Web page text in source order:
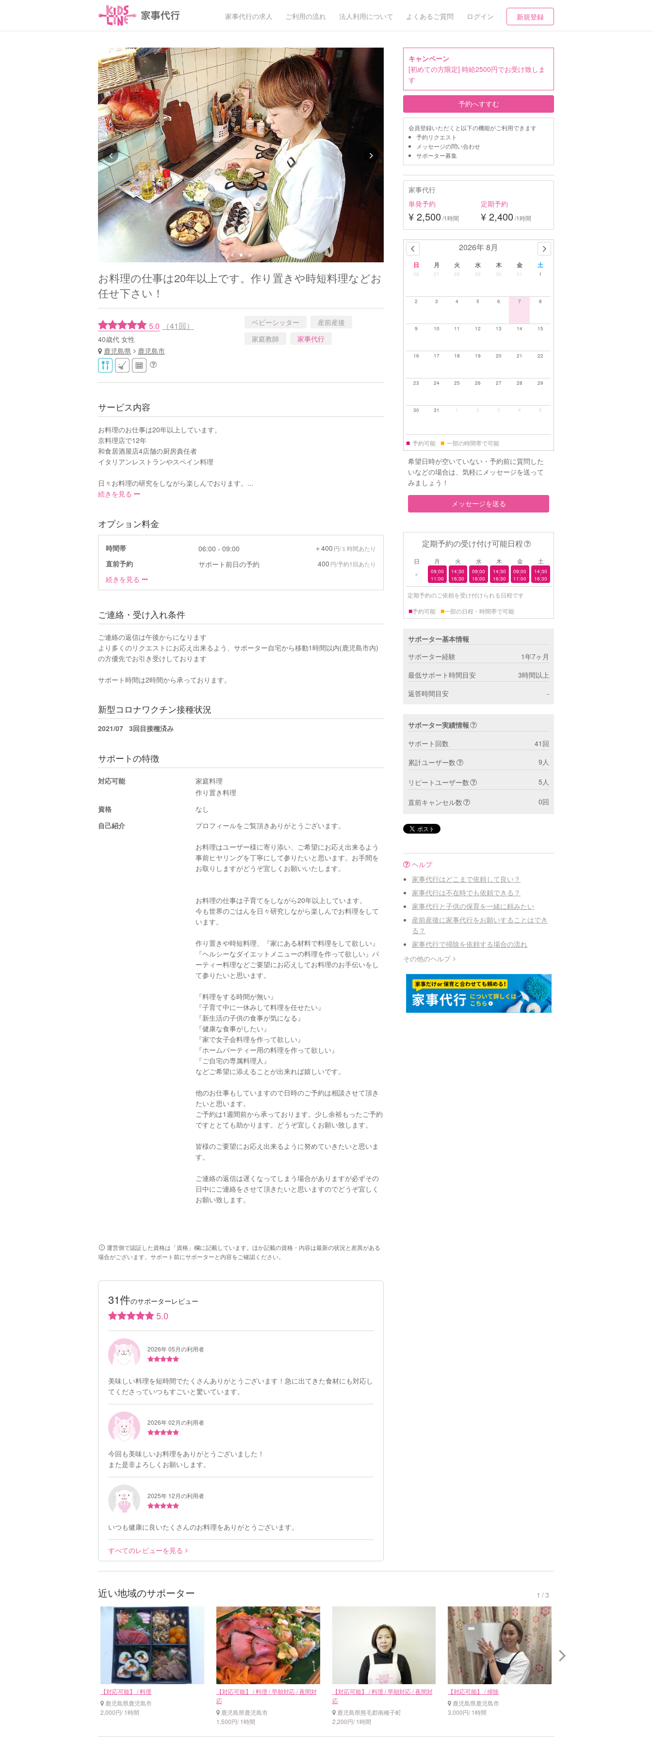
家事代行の求人 ご利用の流れ 法人利用について よくあるご質問 ログイン 新規登録
お料理の仕事は20年以上です。作り置きや時短料理などお
任せ下さい！
5.0 （41回）
40歳代 女性
鹿児島県
鹿児島市
ベビーシッター
産前産後
家庭教師
家事代行
サービス内容
お料理のお仕事は20年以上しています。
京料理店で12年
和食居酒屋店4店舗の厨房責任者
イタリアンレストランやスペイン料理
日々お料理の研究をしながら楽しんでおります。...
続きを見る
オプション料金
時間帯 06:00 - 09:00 ＋400 円/１時間あたり
直前予約 サポート前日の予約 400 円/予約1回あたり
続きを見る
ご連絡・受け入れ条件
ご連絡の返信は午後からになります
より多くのリクエストにお応え出来るよう、サポーター自宅から移動1時間以内(鹿児島市内)
の方優先でお引き受けしております
サポート時間は2時間から承っております。
新型コロナワクチン接種状況
2021/07 3回目接種済み
サポートの特徴
対応可能
家庭料理
作り置き料理
資格
なし
自己紹介
プロフィールをご覧頂きありがとうございます。
お料理はユーザー様に寄り添い、ご希望にお応え出来るよう
事前ヒヤリングを丁寧にして参りたいと思います。お手間を
お取りしますがどうぞ宜しくお願いいたします。
お料理の仕事は子育てをしながら20年以上しています。
今も世界のごはんを日々研究しながら楽しんでお料理をして
います。
作り置きや時短料理、『家にある材料で料理をして欲しい』
『ヘルシーなダイエットメニューの料理を作って欲しい』パ
ーティー料理などご要望にお応えしてお料理のお手伝いをし
て参りたいと思います。
『料理をする時間が無い』
『子育て中に一休みして料理を任せたい』
『新生活の子供の食事が気になる』
『健康な食事がしたい』
『家で女子会料理を作って欲しい』
『ホームパーティー用の料理を作って欲しい』
『ご自宅の専属料理人』
などご希望に添えることが出来れば嬉しいです。
他のお仕事もしていますので日時のご予約は相談させて頂き
たいと思います。
ご予約は1週間前から承っております。少し余裕もったご予約
ですととても助かります。どうぞ宜しくお願い致します。
皆様のご要望にお応え出来るように努めていきたいと思いま
す。
ご連絡の返信は遅くなってしまう場合がありますが必ずその
日中にご連絡をさせて頂きたいと思いますのでどうぞ宜しく
お願い致します。
運営側で認証した資格は「資格」欄に記載しています。ほか記載の資格・内容は最新の状況と差異がある
場合がございます。サポート前にサポーターと内容をご確認ください。
31件のサポーターレビュー
5.0
2026年 05月の利用者
美味しい料理を短時間でたくさんありがとうございます！急に出てきた食材にも対応し
てくださっていつもすごいと驚いています。
2026年 02月の利用者
今回も美味しいお料理をありがとうございました！
また是非よろしくお願いします。
2025年 12月の利用者
いつも健康に良いたくさんのお料理をありがとうございます。
すべてのレビューを見る
キャンペーン
[初めての方限定] 時給2500円でお受け致しま
す
予約へすすむ
会員登録いただくと以下の機能がご利用できます
予約リクエスト
メッセージの問い合わせ
サポーター募集
家事代行
単発予約
¥ 2,500 /1時間
定期予約
¥ 2,400 /1時間
2026年 8月
日 月 火 水 木 金 土
26 27 28 29 30 31 1
2 3 4 5 6 7 8
9 10 11 12 13 14 15
16 17 18 19 20 21 22
23 24 25 26 27 28 29
30 31 1 2 3 4 5
■ 予約可能 ■ 一部の時間帯で可能
希望日時が空いていない・予約前に質問した
いなどの場合は、気軽にメッセージを送って
みましょう！
メッセージを送る
定期予約の受け付け可能日程
日
×
月
09:00
|
11:00
火
14:30
|
16:30
水
09:00
|
16:00
木
14:30
|
16:30
金
09:00
|
11:00
土
14:30
|
16:30
定期予約のご依頼を受け付けられる日程です
■予約可能 ■一部の日程・時間帯で可能
サポーター基本情報
サポーター経験
1年7ヶ月
最低サポート時間目安
3時間以上
返答時間目安
-
サポーター実績情報
サポート回数
41回
累計ユーザー数
9人
リピートユーザー数 5人
直前キャンセル数 0回
ヘルプ
家事代行はどこまで依頼して良い？
家事代行は不在時でも依頼できる？
家事代行と子供の保育を一緒に頼みたい
産前産後に家事代行をお願いすることはでき
る？
家事代行で掃除を依頼する場合の流れ
その他のヘルプ
近い地域のサポーター 1 /3
【対応可能】 / 料理
鹿児島県鹿児島市
2,000円/ 1時間
【対応可能】 / 料理 / 早朝対応 / 夜間対
応
鹿児島県鹿児島市
1,500円/ 1時間
【対応可能】 / 料理 / 早朝対応 / 夜間対
応
鹿児島県熊毛郡南種子町
2,200円/ 1時間
【対応可能】 / 掃除
鹿児島県鹿児島市
3,000円/ 1時間